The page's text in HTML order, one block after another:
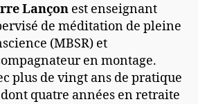
Lançon est enseignant
de méditation de pleine
(MBSR) et
en montage.
plus de vingt ans de pratique
quatre années en retraite